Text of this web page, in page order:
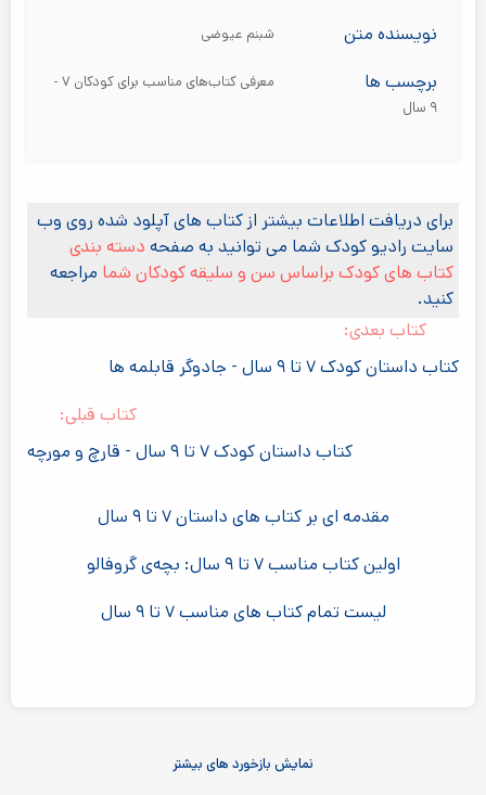
نویسنده متن شبنم عیوضی
برچسب ها
معرفی کتاب‌های مناسب برای کودکان ۷ -
۹ سال
برای دریافت اطلاعات بیشتر از کتاب های آپلود شده روی وب
سایت رادیو کودک شما می توانید به صفحه دسته بندی
کتاب های کودک براساس سن و سلیقه کودکان شما مراجعه
کنید.
کتاب بعدی:
کتاب داستان کودک ۷ تا ۹ سال - جادوگر قابلمه ها
کتاب قبلی:
کتاب داستان کودک ۷ تا ۹ سال - قارچ و مورچه
لیست تمام کتاب های مناسب ۷ تا ۹ سال
اولین کتاب مناسب ۷ تا ۹ سال: بچه‌ی گروفالو
مقدمه ای بر کتاب های داستان ۷ تا ۹ سال
نمایش بازخورد های بیشتر